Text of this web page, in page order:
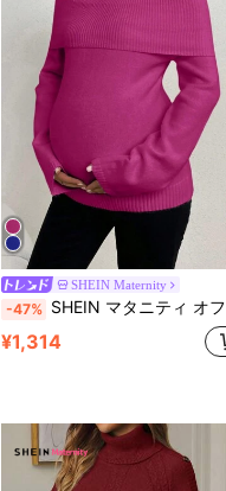
SHEIN Maternity
-47% SHEIN マタニティ オフショルダー 長袖セーター、冬用
¥1,314